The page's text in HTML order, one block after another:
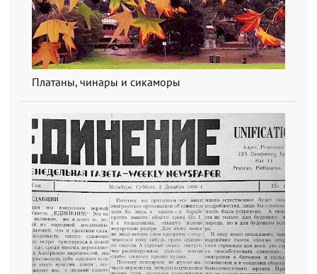
Платаны, чинары и сикаморы